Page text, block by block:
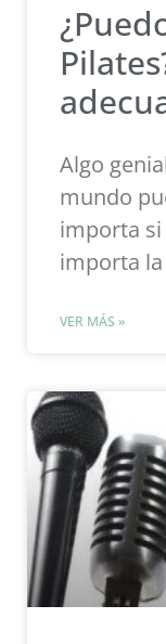
Algo
mundo
importa
importa
VER MÁS »